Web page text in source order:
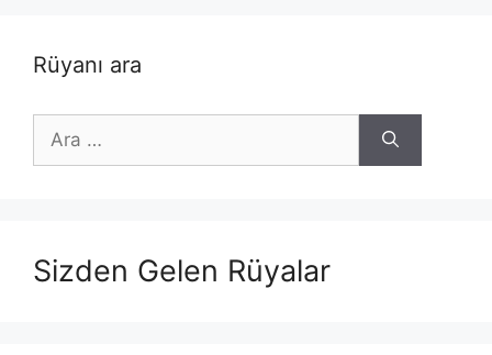
Rüyanı ara
ara
Sizden Gelen Rüyalar